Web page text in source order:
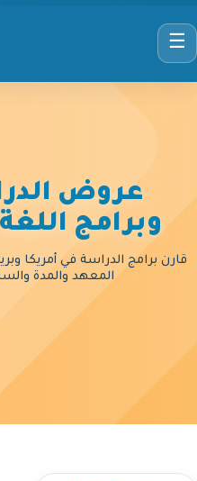
☰
عروض
وبرامج
قارن برامج الدراسة في أمريكا
المعهد والمدة